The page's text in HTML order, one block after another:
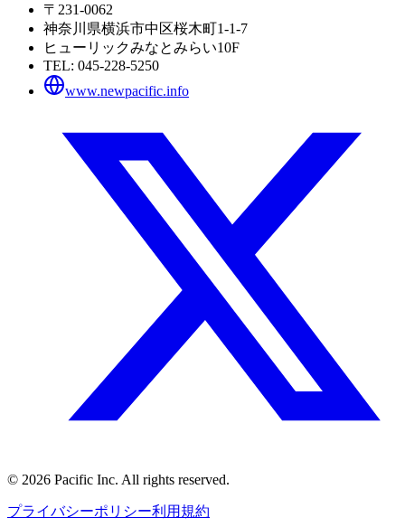
〒231-0062
神奈川県横浜市中区桜木町1-1-7
ヒューリックみなとみらい10F
TEL: 045-228-5250
www.newpacific.info
© 2026 Pacific Inc. All rights reserved.
プライバシーポリシー利用規約